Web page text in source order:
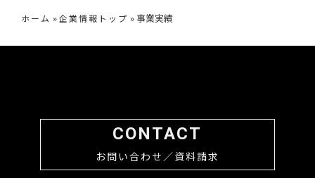
ホーム »企業情報トップ »事業実績
CONTACT
お問い合わせ／資料請求